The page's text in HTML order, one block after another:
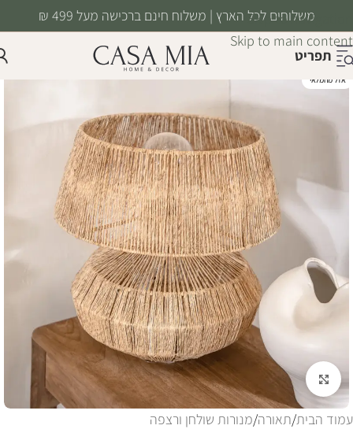
Skip to navigation
Skip to main content
משלוחים לכל הארץ | משלוח חינם ברכישה מעל 499 ₪
תפריט
אזל מהמלאי
לחצו להגדלה
עמוד הבית/תאורה/מנורות שולחן ורצפה